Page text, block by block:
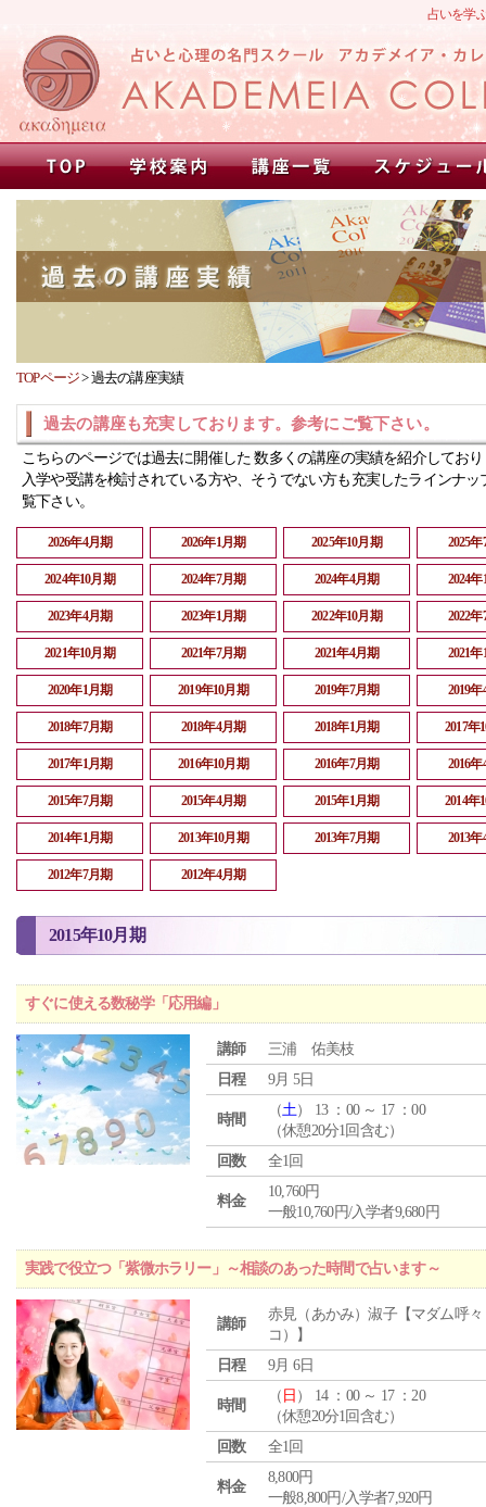
占いを学
TOPページ>過去の講座実績
過去の講座も充実しております。参考にご覧下さい。
こちらのページでは過去に開催した 数多くの講座の実績を紹介してお
入学や受講を検討されている方や、そうでない方も充実したラインナッ
覧下さい。
2026年4月期 2026年1月期 2025年10月期 2025
2024年10月期 2024年7月期 2024年4月期 2024
2023年4月期 2023年1月期 2022年10月期 2022
2021年10月期 2021年7月期 2021年4月期 2021
2020年1月期 2019年10月期 2019年7月期 2019
2018年7月期 2018年4月期 2018年1月期 2017年
2017年1月期 2016年10月期 2016年7月期 2016
2015年7月期 2015年4月期 2015年1月期 2014年
2014年1月期 2013年10月期 2013年7月期 2013
2012年7月期 2012年4月期
2015年10月期
すぐに使える数秘学「応用編」
講師
三浦 佑美枝
日程
9月 5日
時間
（土） 13 ：00 ～ 17 ：00
（休憩20分1回含む）
回数
全1回
料金
10,760円
一般10,760円/入学者9,680円
実践で役立つ「紫微ホラリー」～相談のあった時間で占います～
講師
赤見（あかみ）淑子【マダム呼々
コ）】
日程
9月 6日
時間
（ 日 ） 14 ：00 ～ 17 ：20
（休憩20分1回含む）
回数
全1回
料金
8,800円
一般8,800円/入学者7,920円